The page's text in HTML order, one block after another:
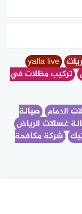
yalla live
تركيب مظلات في
الدمامصيانة
غسالات الرياض
شركة مكافحة